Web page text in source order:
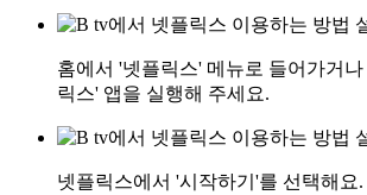
홈에서 '넷플릭스' 메뉴로 들어가거
릭스' 앱을 실행해 주세요.
넷플릭스에서 '시작하기'를 선택해요.